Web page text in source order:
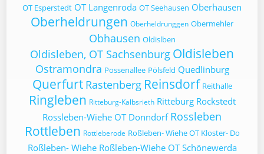
OT Esperstedt OT Langenroda OT Seehausen Oberhausen
Oberheldrungen Oberheldrunggen Obermehler
Obhausen Oldislben
Oldisleben, OT Sachsenburg Oldisleben
Ostramondra Possenallee Pölsfeld Quedlinburg
Querfurt Rastenberg Reinsdorf Reithalle
Ringleben Ritteburg-Kalbsrieth Ritteburg Rockstedt
Rossleben-Wiehe OT Donndorf Rossleben
Rottleben Rottleberode Roßleben- Wiehe OT Kloster- Do
Roßleben- Wiehe Roßleben-Wiehe OT Schönewerda